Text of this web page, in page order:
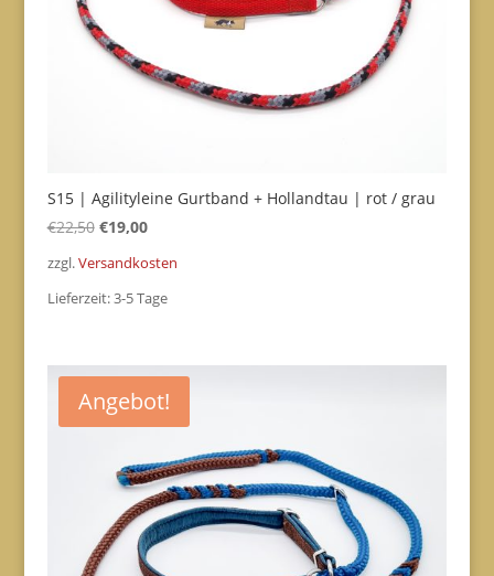
S15 | Agilityleine Gurtband + Hollandtau | rot / grau
€22,50 Ursprünglicher
€22,50
€19,00Aktueller
€19,00.
zzgl.Versandkosten
Lieferzeit:3-5 Tage
Angebot!